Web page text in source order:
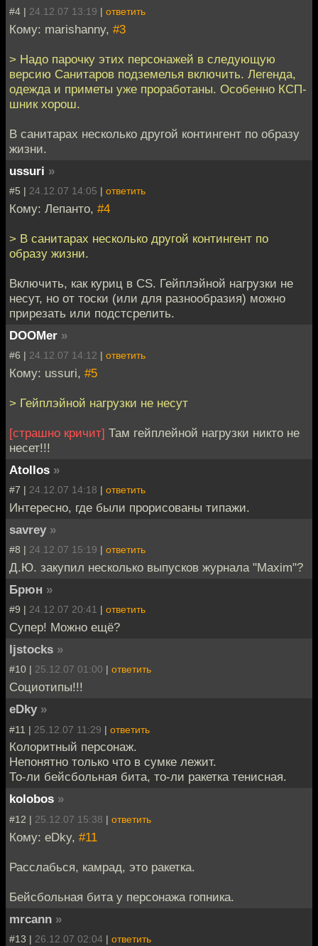
#4 | 24.12.07 13:19 | ответить
Кому: marishanny, #3
> Надо парочку этих персонажей в следующую
версию Санитаров подземелья включить. Легенда,
одежда и приметы уже проработаны. Особенно КСП-
шник хорош.
В санитарах несколько другой контингент по образу
жизни.
ussuri »
#5 | 24.12.07 14:05 | ответить
Кому: Лепанто, #4
> В санитарах несколько другой контингент по
образу жизни.
Включить, как куриц в CS. Гейплэйной нагрузки не
несут, но от тоски (или для разнообразия) можно
прирезать или подстсрелить.
DOOMer »
#6 | 24.12.07 14:12 | ответить
Кому: ussuri, #5
> Гейплэйной нагрузки не несут
[страшно кричит] Там гейплейной нагрузки никто не
несет!!!
Atollos »
#7 | 24.12.07 14:18 | ответить
Интересно, где были прорисованы типажи.
savrey »
#8 | 24.12.07 15:19 | ответить
Д.Ю. закупил несколько выпусков журнала "Maxim"?
Брюн »
#9 | 24.12.07 20:41 | ответить
Супер! Можно ещё?
ljstocks »
#10 | 25.12.07 01:00 | ответить
Социотипы!!!
eDky »
#11 | 25.12.07 11:29 | ответить
Колоритный персонаж.
Непонятно только что в сумке лежит.
То-ли бейсбольная бита, то-ли ракетка тенисная.
kolobos »
#12 | 25.12.07 15:38 | ответить
Кому: eDky, #11
Расслабься, камрад, это ракетка.
Бейсбольная бита у персонажа гопника.
mrcann »
#13 | 26.12.07 02:04 | ответить